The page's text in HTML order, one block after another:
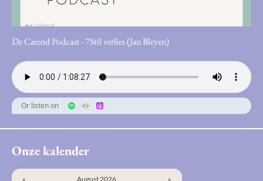
De Carend Podcast - 7Stil verlies (Jan Bleyen)
Or listen on
Onze kalender
« August 2026 »